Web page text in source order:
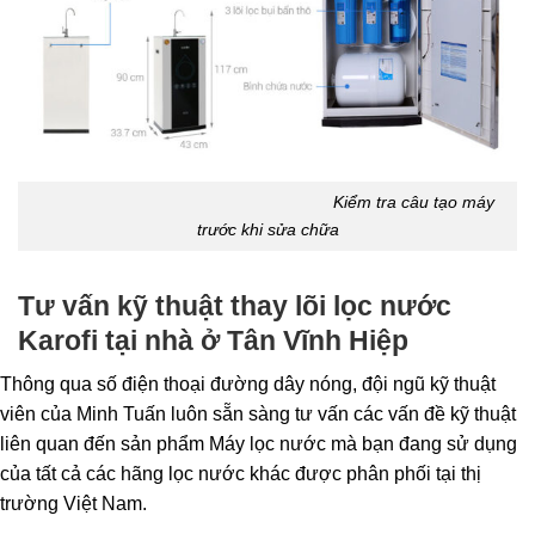
Kiểm tra câu tạo máy
trước khi sửa chữa
Tư vấn kỹ thuật thay lõi lọc nước
Karofi tại nhà ở Tân Vĩnh Hiệp
Thông qua số điện thoại đường dây nóng, đội ngũ kỹ thuật
viên của Minh Tuấn luôn sẵn sàng tư vấn các vấn đề kỹ thuật
liên quan đến sản phẩm Máy lọc nước mà bạn đang sử dụng
của tất cả các hãng lọc nước khác được phân phối tại thị
trường Việt Nam.